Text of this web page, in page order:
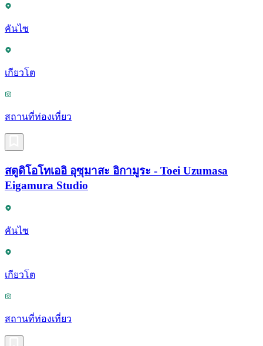
คันไซ
เกียวโต
สถานที่ท่องเที่ยว
สตูดิโอโทเออิ อุซุมาสะ อิกามูระ - Toei Uzumasa
Eigamura Studio
คันไซ
เกียวโต
สถานที่ท่องเที่ยว